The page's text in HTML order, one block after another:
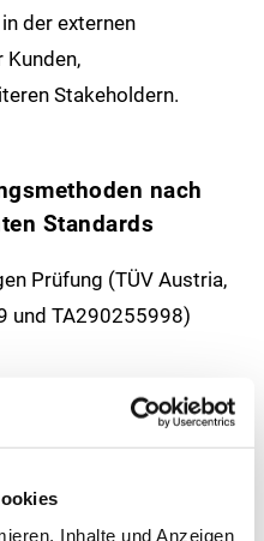
Inhalte und Anzeigen
der externen
Stakeholdern.
nach
Standards
Prüfung (TÜV Austria,
und TA290255998)
Carbon Footprints
entspricht und
Carbon
zum Greenhouse